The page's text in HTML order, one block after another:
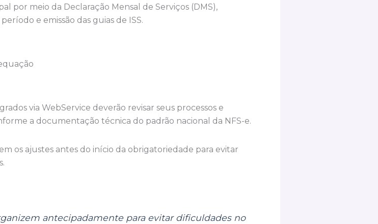
por meio da Declaração Mensal de Serviços (DMS),
e emissão das guias de ISS.
via WebService deverão revisar seus processos e
a documentação técnica do padrão nacional da NFS-e.
os ajustes antes do início da obrigatoriedade para evitar
antecipadamente para evitar dificuldades no